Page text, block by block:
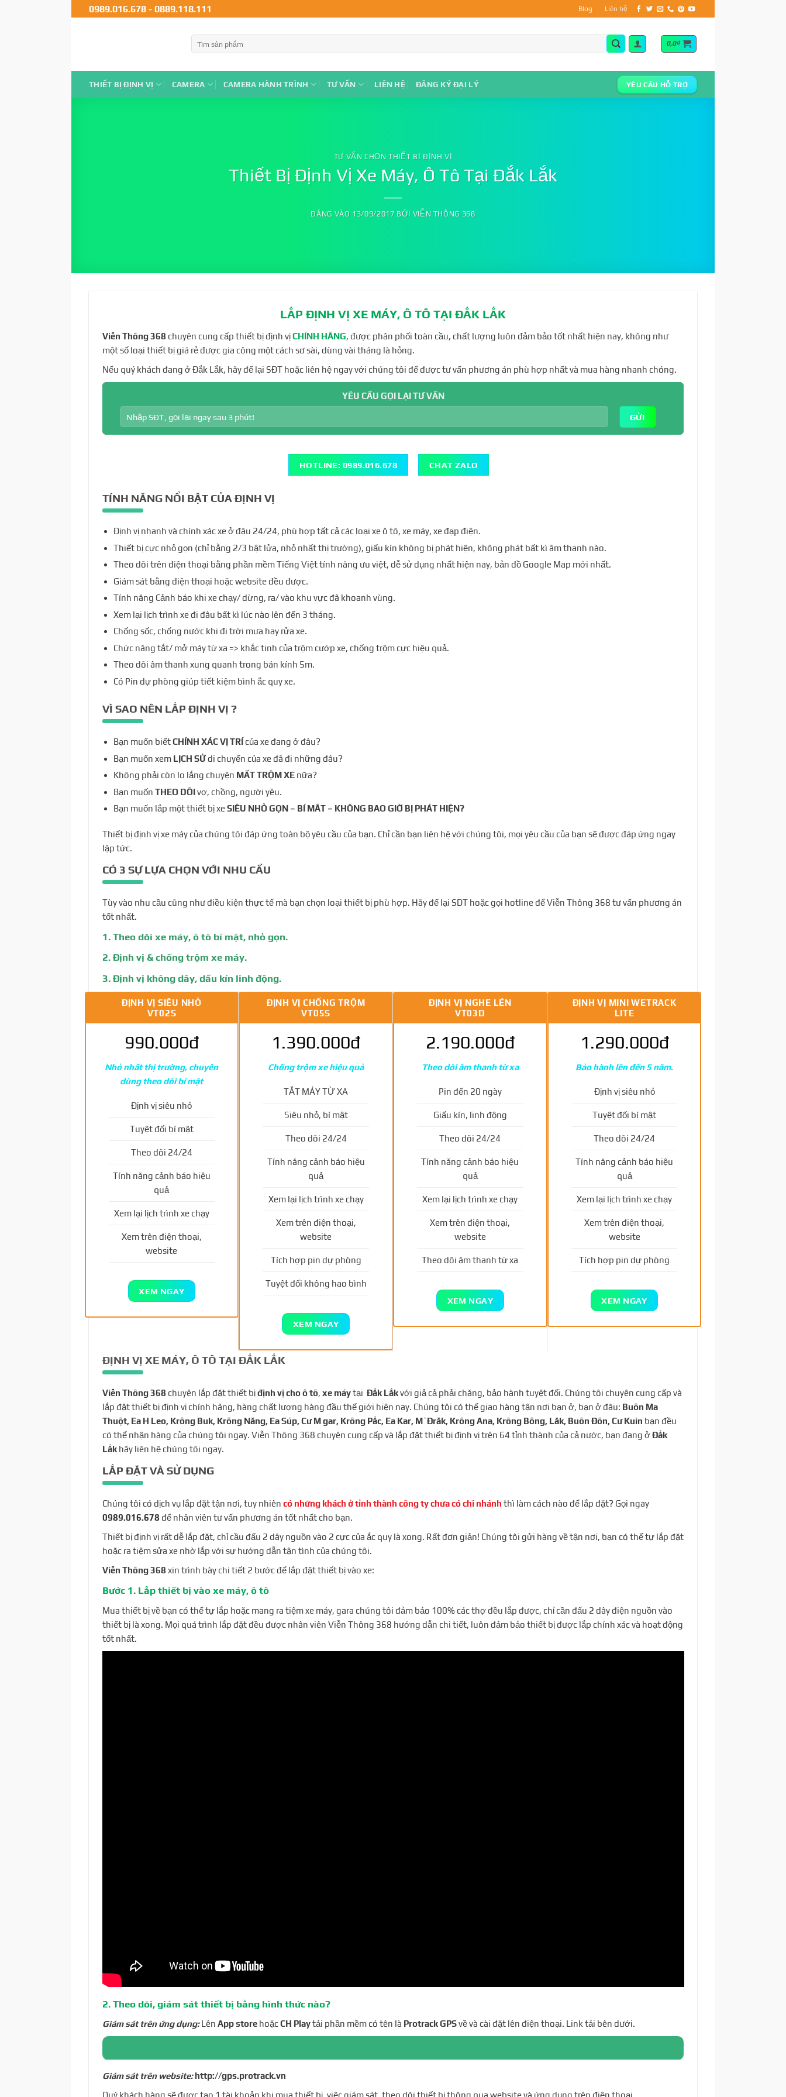
0989.016.678 - 0889.118.111 Blog Liên hệ
0,0₫
THIẾT BỊ ĐỊNH VỊ CAMERA CAMERA HÀNH TRÌNH TƯ VẤN LIÊN HỆ ĐĂNG KÝ ĐẠI LÝ YÊU CẦU HỖ TRỢ
TƯ VẤN CHỌN THIẾT BỊ ĐỊNH VỊ
Thiết Bị Định Vị Xe Máy, Ô Tô Tại Đắk Lắk
ĐĂNG VÀO 13/09/2017 BỞI VIỄN THÔNG 368
LẮP ĐỊNH VỊ XE MÁY, Ô TÔ TẠI ĐẮK LẮK
Viễn Thông 368 chuyên cung cấp thiết bị định vịCHÍNH HÃNG, được phân phối toàn cầu, chất lượng luôn đảm bảo tốt nhất hiện nay, không như
một số loại thiết bị giá rẻ được gia công một cách sơ sài, dùng vài tháng là hỏng.
Nếu quý khách đang ở Đắk Lắk, hãy để lại SĐT hoặc liên hệ ngay với chúng tôi để được tư vấn phương án phù hợp nhất và mua hàng nhanh chóng.
YÊU CẦU GỌI LẠI TƯ VẤN
HOTLINE: 0989.016.678 CHAT ZALO
TÍNH NĂNG NỔI BẬT CỦA ĐỊNH VỊ
Định vị nhanh và chính xác xe ở đâu 24/24, phù hợp tất cả các loại xe ô tô, xe máy, xe đạp điện.
Thiết bị cực nhỏ gọn (chỉ bằng 2/3 bật lửa, nhỏ nhất thị trường), giấu kín không bị phát hiện, không phát bất kì âm thanh nào.
Theo dõi trên điện thoại bằng phần mềm Tiếng Việt tính năng ưu việt, dễ sử dụng nhất hiện nay, bản đồ Google Map mới nhất.
Giám sát bằng điện thoại hoặc website đều được.
Tính năng Cảnh báo khi xe chạy/ dừng, ra/ vào khu vực đã khoanh vùng.
Xem lại lịch trình xe đi đâu bất kì lúc nào lên đến 3 tháng.
Chống sốc, chống nước khi đi trời mưa hay rửa xe.
Chức năng tắt/ mở máy từ xa => khắc tinh của trộm cướp xe, chống trộm cực hiệu quả.
Theo dõi âm thanh xung quanh trong bán kính 5m.
Có Pin dự phòng giúp tiết kiệm bình ắc quy xe.
VÌ SAO NÊN LẮP ĐỊNH VỊ ?
Bạn muốn biếtCHÍNH XÁC VỊ TRÍ của xe đang ở đâu?
Bạn muốn xem LỊCH SỬdi chuyển của xe đã đi những đâu?
Không phải còn lo lắng chuyện MẤT TRỘM XE nữa?
Bạn muốnTHEO DÕIvợ, chồng, người yêu.
Bạn muốn lắp một thiết bị xeSIÊU NHỎ GỌN – BÍ MÂT – KHÔNG BAO GIỜ BỊ PHÁT HIỆN?
Thiết bị định vị xe máy của chúng tôi đáp ứng toàn bộ yêu cầu của bạn. Chỉ cần bạn liên hệ với chúng tôi, mọi yêu cầu của bạn sẽ được đáp ứng ngay
lập tức.
CÓ 3 SỰ LỰA CHỌN VỚI NHU CẦU
Tùy vào nhu cầu cũng như điều kiện thực tế mà bạn chọn loại thiết bị phù hợp. Hãy để lại SDT hoặc gọi hotline để Viễn Thông 368 tư vấn phương án
tốt nhất.
1. Theo dõi xe máy, ô tô bí mật, nhỏ gọn.
2. Định vị & chống trộm xe máy.
3. Định vị không dây, dấu kín linh động.
ĐỊNH VỊ SIÊU NHỎ
VT02S
990.000đ
Nhỏ nhất thị trường, chuyên
dùng theo dõi bí mật
Định vị siêu nhỏ
Tuyệt đối bí mật
Theo dõi 24/24
Tính năng cảnh báo hiệu
quả
Xem lại lịch trình xe chạy
Xem trên điện thoại,
website
XEM NGAY
ĐỊNH VỊ CHỐNG TRỘM
VT05S
1.390.000đ
Chống trộm xe hiệu quả
TẮT MÁY TỪ XA
Siêu nhỏ, bí mật
Theo dõi 24/24
Tính năng cảnh báo hiệu
quả
Xem lại lịch trình xe chạy
Xem trên điện thoại,
website
Tích hợp pin dự phòng
Tuyệt đối không hao bình
XEM NGAY
ĐỊNH VỊ NGHE LÉN
VT03D
2.190.000đ
Theo dõi âm thanh từ xa
Pin đến 20 ngày
Giấu kín, linh động
Theo dõi 24/24
Tính năng cảnh báo hiệu
quả
Xem lại lịch trình xe chạy
Xem trên điện thoại,
website
Theo dõi âm thanh từ xa
XEM NGAY
ĐỊNH VỊ MINI WETRACK
LITE
1.290.000đ
Bảo hành lên đến 5 năm.
Định vị siêu nhỏ
Tuyệt đối bí mật
Theo dõi 24/24
Tính năng cảnh báo hiệu
quả
Xem lại lịch trình xe chạy
Xem trên điện thoại,
website
Tích hợp pin dự phòng
XEM NGAY
ĐỊNH VỊ XE MÁY, Ô TÔ TẠI ĐẮK LẮK
Viễn Thông 368 chuyên lắp đặt thiết bịđịnh vị cho ô tô, xe máytại Đắk Lắkvới giả cả phải chăng, bảo hành tuyệt đối. Chúng tôi chuyên cung cấp và
lắp đặt thiết bị định vị chính hãng, hàng chất lượng hàng đầu thế giới hiện nay. Chúng tôi có thể giao hàng tận nơi bạn ở, bạn ở đâu: Buôn Ma
Thuột, Ea H Leo, Krông Buk, Krông Năng, Ea Súp, Cư M gar, Krông Pắc, Ea Kar, M`Đrăk, Krông Ana, Krông Bông, Lăk, Buôn Đôn, Cư Kuin bạn đều
có thể nhận hàng của chúng tôi ngay. Viễn Thông 368 chuyên cung cấp và lắp đặt thiết bị định vị trên 64 tỉnh thành của cả nước, bạn đang ởĐắk
Lắkhãy liên hệ chúng tôi ngay.
LẮP ĐẶT VÀ SỬ DỤNG
Chúng tôi có dịch vụ lắp đặt tận nơi, tuy nhiên có những khách ở tỉnh thành công ty chưa có chi nhánh thì làm cách nào để lắp đặt? Gọi ngay
0989.016.678 để nhân viên tư vấn phương án tốt nhất cho bạn.
Thiết bị định vị rất dễ lắp đặt, chỉ cầu đấu 2 dây nguồn vào 2 cực của ắc quy là xong. Rất đơn giản! Chúng tôi gửi hàng về tận nơi, bạn có thể tự lắp đặt
hoặc ra tiệm sửa xe nhờ lắp với sự hướng dẫn tận tình của chúng tôi.
Viễn Thông 368 xin trình bày chi tiết 2 bước để lắp đặt thiết bị vào xe:
Bước 1. Lắp thiết bị vào xe máy, ô tô
Mua thiết bị về bạn có thể tự lắp hoặc mang ra tiệm xe máy, gara chúng tôi đảm bảo 100% các thợ đều lắp được, chỉ cần đấu 2 dây điện nguồn vào
thiết bị là xong. Mọi quá trình lắp đặt đều được nhân viên Viễn Thông 368 hướng dẫn chi tiết, luôn đảm bảo thiết bị được lắp chính xác và hoạt động
tốt nhất.
2. Theo dõi, giám sát thiết bị bằng hình thức nào?
Giám sát trên ứng dụng:Lên App storehoặcCH Playtải phần mềm có tên là Protrack GPSvề và cài đặt lên điện thoại. Link tải bên dưới.
Giám sát trên website:http://gps.protrack.vn